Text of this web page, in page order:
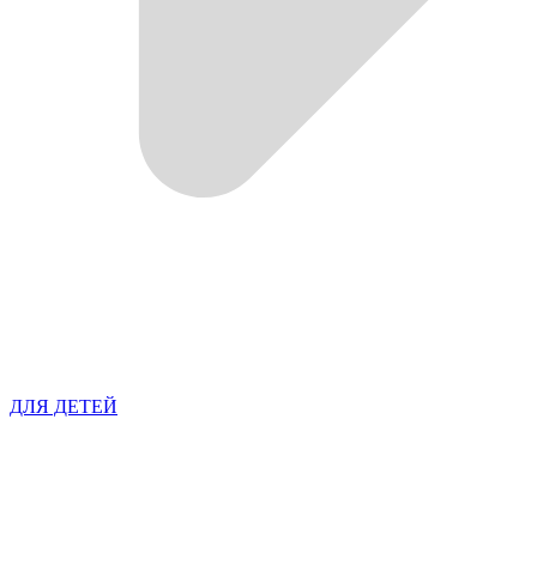
ДЛЯ ДЕТЕЙ